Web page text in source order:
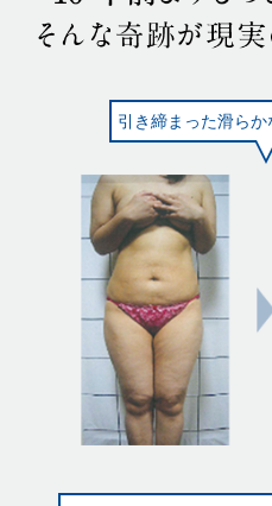
引き締まった滑らか